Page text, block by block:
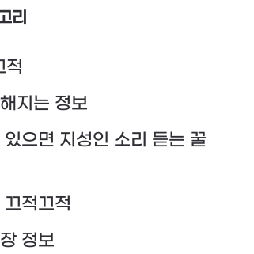
리
적
지는 정보
있으면 지성인 소리 듣는 꿀
끄적끄적
정보